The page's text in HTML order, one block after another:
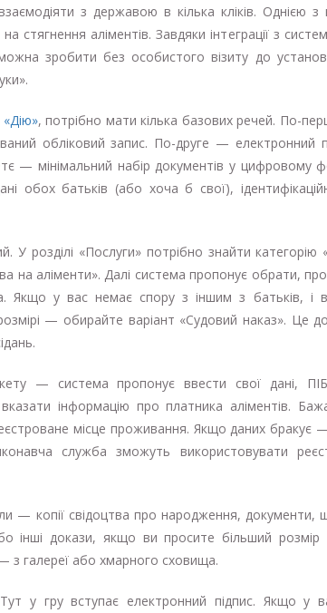
з державою в кілька кліків. Однією
стягнення аліментів. Завдяки інтеграції з
зробити без особистого візиту до
, потрібно мати кілька базових речей. По-
обліковий запис. По-друге — електронний
— мінімальний набір документів у цифровому
обох батьків (або хоча б свої),
У розділі «Послуги» потрібно знайти категорію
на аліменти». Далі система пропонує обрати,
Якщо у вас немає спору з іншим з батьків, і
— обирайте варіант «Судовий наказ». Це
— система пропонує ввести свої дані,
інформацію про платника аліментів.
місце проживання. Якщо даних бракує
служба зможуть використовувати
— копії свідоцтва про народження, документи,
інші докази, якщо ви просите більший розмір
з галереї або хмарного сховища.
у гру вступає електронний підпис. Якщо у